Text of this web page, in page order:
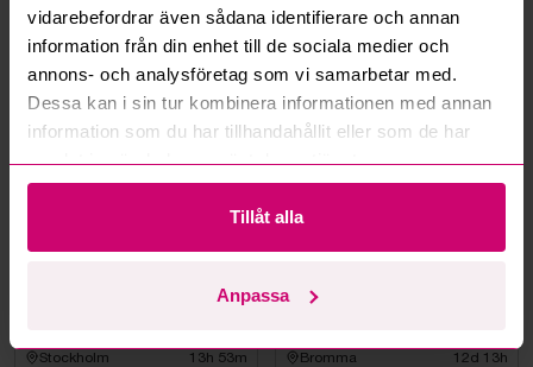
vidarebefordrar även sådana identifierare och annan
information från din enhet till de sociala medier och
annons- och analysföretag som vi samarbetar med.
Dessa kan i sin tur kombinera informationen med annan
information som du har tillhandahållit eller som de har
samlat in när du har använt deras tjänster.
Tillåt alla
Anpassa
Mer från samma kategori
Stockholm 13h 53m Bromma 12d 13h